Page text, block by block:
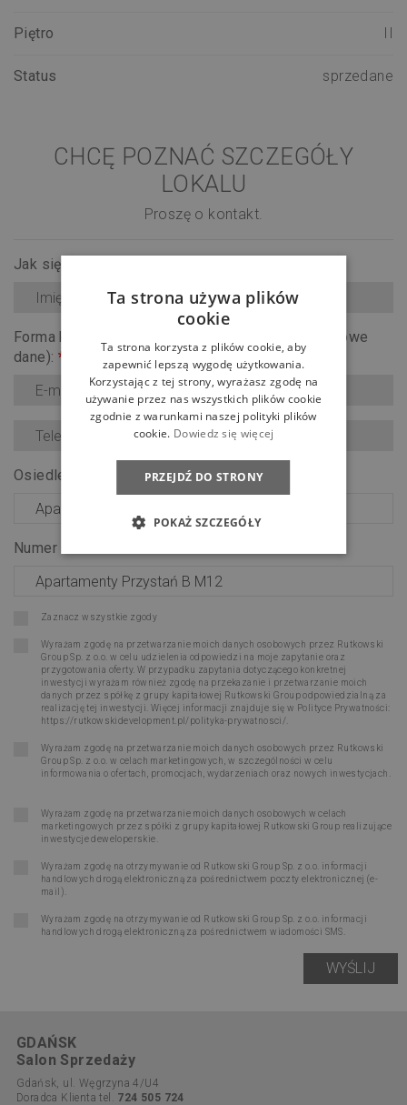
Piętro II
Status sprzedane
CHCĘ POZNAĆ SZCZEGÓŁY
LOKALU
Proszę o kontakt.
Jak się nazywasz?
Forma kontaktu (upewnij się, że wpisałeś prawidłowe
dane): *
Osiedle:
Numer lokalu:
Zaznacz wszystkie zgody
Wyrażam zgodę na przetwarzanie moich danych osobowych przez Rutkowski
Group Sp. z o.o. w celu udzielenia odpowiedzi na moje zapytanie oraz
przygotowania oferty. W przypadku zapytania dotyczącego konkretnej
inwestycji wyrażam również zgodę na przekazanie i przetwarzanie moich
danych przez spółkę z grupy kapitałowej Rutkowski Group odpowiedzialną za
realizację tej inwestycji. Więcej informacji znajduje się w Polityce Prywatności:
https://rutkowskidevelopment.pl/polityka-prywatnosci/
Wyrażam zgodę na przetwarzanie moich danych osobowych przez Rutkowski
Group Sp. z o.o. w celach marketingowych, w szczególności w celu
informowania o ofertach, promocjach, wydarzeniach oraz nowych inwestycjach.
Wyrażam zgodę na przetwarzanie moich danych osobowych w celach
marketingowych przez spółki z grupy kapitałowej Rutkowski Group realizujące
inwestycje deweloperskie.
Wyrażam zgodę na otrzymywanie od Rutkowski Group Sp. z o.o. informacji
handlowych drogą elektroniczną za pośrednictwem poczty elektronicznej (e-
mail).
Wyrażam zgodę na otrzymywanie od Rutkowski Group Sp. z o.o. informacji
handlowych drogą elektroniczną za pośrednictwem wiadomości SMS.
GDAŃSK
Salon Sprzedaży
Gdańsk, ul. Węgrzyna 4/U4
Doradca Klienta tel. 724 505 724
Ta strona używa plików
cookie
Ta strona korzysta z plików cookie, aby
zapewnić lepszą wygodę użytkowania.
Korzystając z tej strony, wyrażasz zgodę na
używanie przez nas wszystkich plików cookie
zgodnie z warunkami naszej polityki plików
cookie. Dowiedz się więcej
PRZEJDŹ DO STRONY
POKAŻ SZCZEGÓŁY